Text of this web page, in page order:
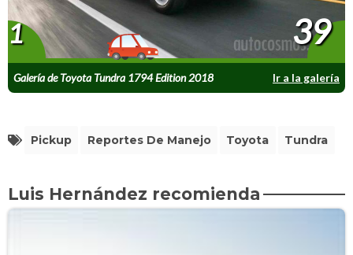
Galería de Toyota Tundra 1794 Edition 2018 Ir a la galería
1 39
Pickup Reportes De Manejo Toyota Tundra
Luis Hernández recomienda